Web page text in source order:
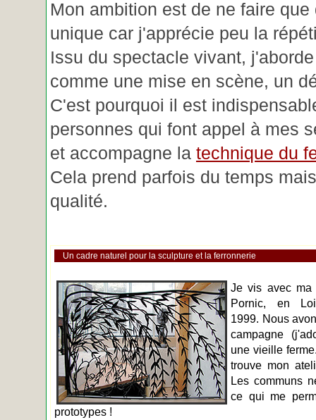
Mon ambition est de ne faire que
unique car j'apprécie peu la
Issu du spectacle vivant,
comme une mise en scène, un
C'est pourquoi il est
personnes qui font appel à mes
et accompagne la technique du
Cela prend parfois du temps
qualité.
Un cadre naturel pour la sculpture et la ferronnerie
Je vis avec ma
Pornic, en
1999. Nous
campagne
une vieille
trouve mon
Les communs
ce qui me
prototypes !